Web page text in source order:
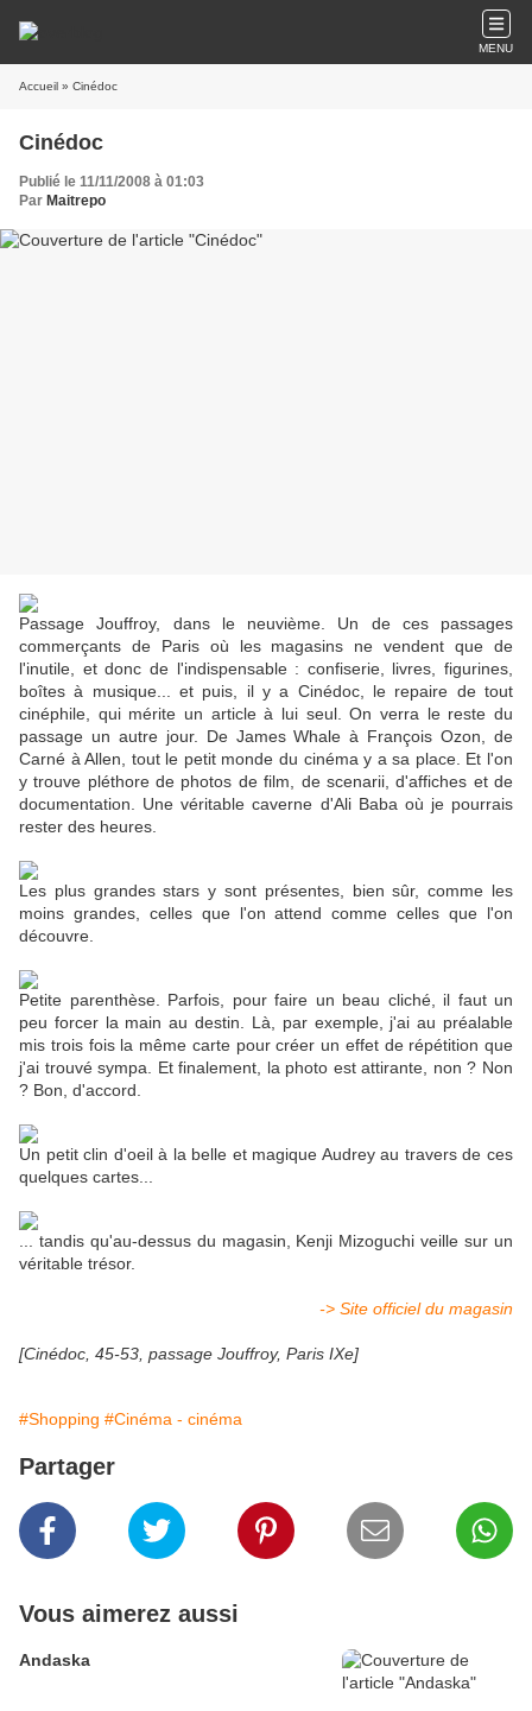
MENU
Accueil » Cinédoc
Cinédoc
Publié le 11/11/2008 à 01:03
Par Maitrepo
Passage Jouffroy, dans le neuvième. Un de ces passages
commerçants de Paris où les magasins ne vendent que de
l'inutile, et donc de l'indispensable : confiserie, livres, figurines,
boîtes à musique... et puis, il y a Cinédoc, le repaire de tout
cinéphile, qui mérite un article à lui seul. On verra le reste du
passage un autre jour. De James Whale à François Ozon, de
Carné à Allen, tout le petit monde du cinéma y a sa place. Et l'on
y trouve pléthore de photos de film, de scenarii, d'affiches et de
documentation. Une véritable caverne d'Ali Baba où je pourrais
rester des heures.
Les plus grandes stars y sont présentes, bien sûr, comme les
moins grandes, celles que l'on attend comme celles que l'on
découvre.
Petite parenthèse. Parfois, pour faire un beau cliché, il faut un
peu forcer la main au destin. Là, par exemple, j'ai au préalable
mis trois fois la même carte pour créer un effet de répétition que
j'ai trouvé sympa. Et finalement, la photo est attirante, non ? Non
? Bon, d'accord.
Un petit clin d'oeil à la belle et magique Audrey au travers de ces
quelques cartes...
... tandis qu'au-dessus du magasin, Kenji Mizoguchi veille sur un
véritable trésor.
-> Site officiel du magasin
[Cinédoc, 45-53, passage Jouffroy, Paris IXe]
#Shopping #Cinéma - cinéma
Partager
Vous aimerez aussi
Andaska